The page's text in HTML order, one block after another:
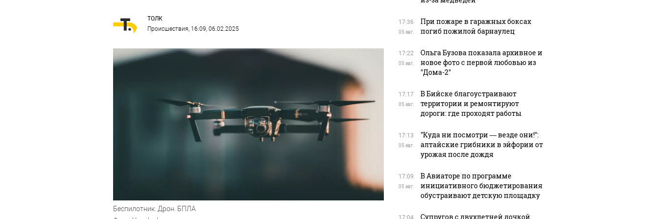
ТОЛК
Происшествия, 16:09, 06.02.2025
Беспилотник. Дрон. БПЛА
17:36
05 авг.
При пожаре в гаражных боксах
погиб пожилой барнаулец
17:22
05 авг.
Ольга Бузова показала архивное и
новое фото с первой любовью из
"Дома-2"
17:17
05 авг.
В Бийске благоустраивают
территории и ремонтируют
дороги: где проходят работы
17:13
05 авг.
"Куда ни посмотри — везде они!":
алтайские грибники в эйфории от
урожая после дождя
17:09
05 авг.
В Авиаторе по программе
инициативного бюджетирования
обустраивают детскую площадку
17:04 Супругов с двухлетней дочкой